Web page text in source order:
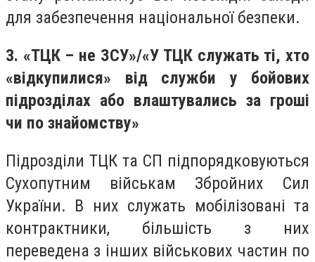
для забезпечення національної безпеки.
3. «ТЦК – не ЗСУ»/«У ТЦК служать ті, хто
«відкупилися» від служби у бойових
підрозділах або влаштувались за гроші
чи по знайомству»
Підрозділи ТЦК та СП підпорядковуються
Сухопутним військам Збройних Сил
України. В них служать мобілізовані та
контрактники, більшість з них
переведена з інших військових частин по